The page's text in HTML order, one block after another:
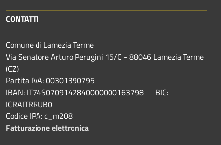
CONTATTI
Comune di Lamezia Terme
Via Senatore Arturo Perugini 15/C - 88046 Lamezia Terme
(CZ)
Partita IVA: 00301390795
IBAN: IT74S0709142840000000163798 BIC:
ICRAITRRUB0
Codice IPA: c_m208
Fatturazione elettronica